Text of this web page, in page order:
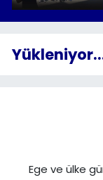
Ege ve ülke